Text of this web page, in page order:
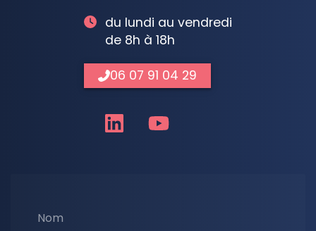
Nom
du lundi au vendredi
de 8h à 18h
06 07 91 04 29